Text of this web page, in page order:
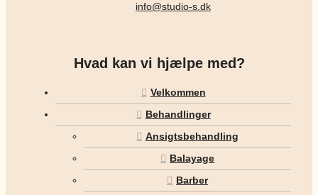
info@studio-s.dk
Hvad kan vi hjælpe med?
Velkommen
Behandlinger
Ansigtsbehandling
Balayage
Barber